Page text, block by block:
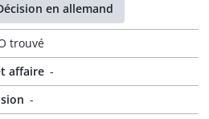
en allemand
trouvé
affaire -
-